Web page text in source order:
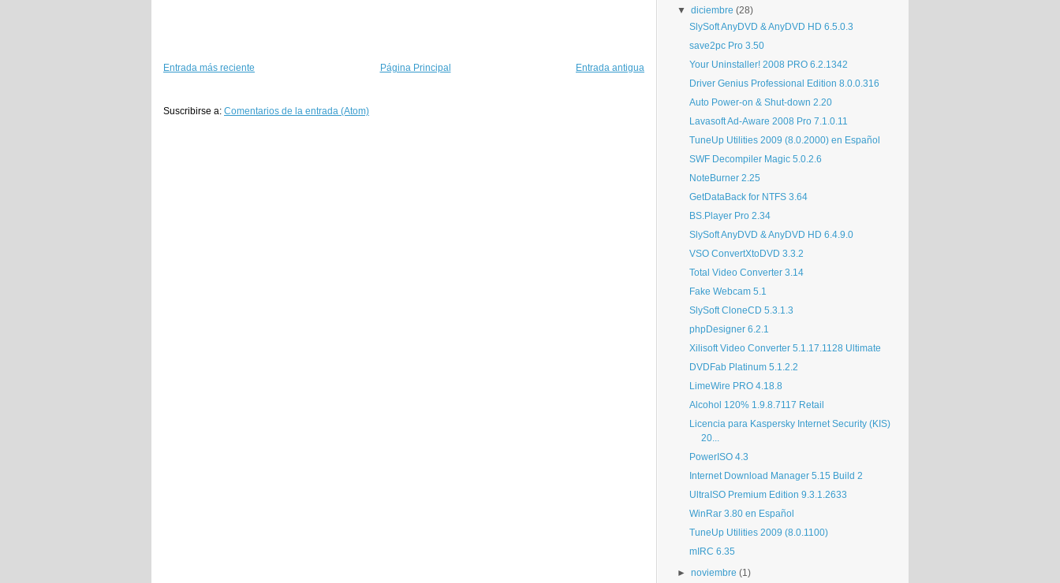
Entrada más reciente Entrada antigua
Página Principal
Suscribirse a: Comentarios de la entrada (Atom)
▼diciembre (28)
SlySoft AnyDVD & AnyDVD HD 6.5.0.3
save2pc Pro 3.50
Your Uninstaller! 2008 PRO 6.2.1342
Driver Genius Professional Edition 8.0.0.316
Auto Power-on & Shut-down 2.20
Lavasoft Ad-Aware 2008 Pro 7.1.0.11
TuneUp Utilities 2009 (8.0.2000) en Español
SWF Decompiler Magic 5.0.2.6
NoteBurner 2.25
GetDataBack for NTFS 3.64
BS.Player Pro 2.34
SlySoft AnyDVD & AnyDVD HD 6.4.9.0
VSO ConvertXtoDVD 3.3.2
Total Video Converter 3.14
Fake Webcam 5.1
SlySoft CloneCD 5.3.1.3
phpDesigner 6.2.1
Xilisoft Video Converter 5.1.17.1128 Ultimate
DVDFab Platinum 5.1.2.2
LimeWire PRO 4.18.8
Alcohol 120% 1.9.8.7117 Retail
Licencia para Kaspersky Internet Security (KIS)
20...
PowerISO 4.3
Internet Download Manager 5.15 Build 2
UltraISO Premium Edition 9.3.1.2633
WinRar 3.80 en Español
TuneUp Utilities 2009 (8.0.1100)
mIRC 6.35
►noviembre (1)